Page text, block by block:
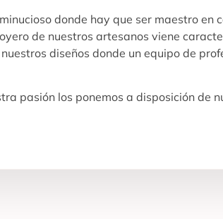
donde hay que ser maestro
de nuestros artesanos viene
diseños donde un equipo de
pasión los ponemos a disposición